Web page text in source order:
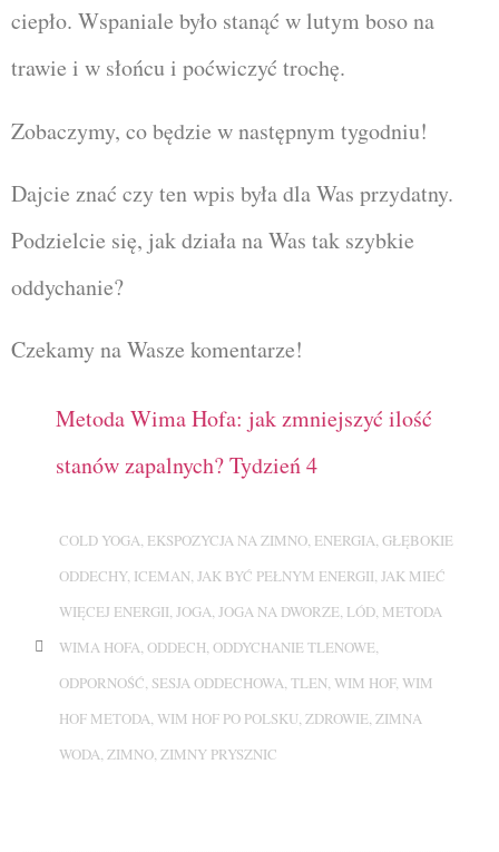
ciepło. Wspaniale było stanąć w lutym boso na
trawie i w słońcu i poćwiczyć trochę.
Zobaczymy, co będzie w następnym tygodniu!
Dajcie znać czy ten wpis była dla Was przydatny.
Podzielcie się, jak działa na Was tak szybkie
oddychanie?
Czekamy na Wasze komentarze!
Metoda Wima Hofa: jak zmniejszyć ilość
stanów zapalnych? Tydzień 4
COLD YOGA, EKSPOZYCJA NA ZIMNO, ENERGIA,GŁĘBOKIE
ODDECHY, ICEMAN,JAK BYĆ PEŁNYM ENERGII,JAK MIEĆ
WIĘCEJ ENERGII,JOGA,JOGA NA DWORZE, LÓD, METODA
WIMA HOFA,ODDECH,ODDYCHANIE TLENOWE,
ODPORNOŚĆ, SESJA ODDECHOWA,TLEN,WIM HOF,WIM
HOF METODA,WIM HOF PO POLSKU,ZDROWIE,ZIMNA
WODA,ZIMNO,ZIMNY PRYSZNIC